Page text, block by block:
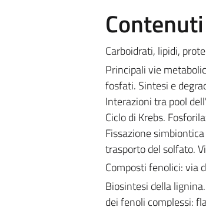
Carboidrati, lipidi,
Principali vie
fosfati. Sintesi e
Interazioni tra pool
Ciclo di Krebs.
Fissazione
trasporto del solfato.
Composti fenolici: via
Biosintesi della
dei fenoli complessi: